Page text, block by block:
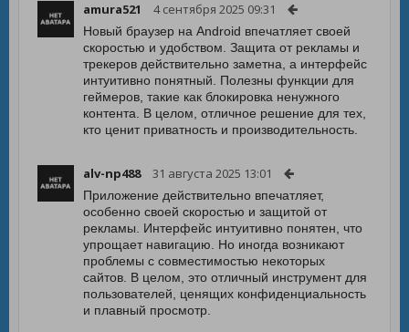
amura521 4 сентября 2025 09:31
Новый браузер на Android впечатляет своей
скоростью и удобством. Защита от рекламы и
трекеров действительно заметна, а интерфейс
интуитивно понятный. Полезны функции для
геймеров, такие как блокировка ненужного
контента. В целом, отличное решение для тех,
кто ценит приватность и производительность.
alv-np488 31 августа 2025 13:01
Приложение действительно впечатляет,
особенно своей скоростью и защитой от
рекламы. Интерфейс интуитивно понятен, что
упрощает навигацию. Но иногда возникают
проблемы с совместимостью некоторых
сайтов. В целом, это отличный инструмент для
пользователей, ценящих конфиденциальность
и плавный просмотр.